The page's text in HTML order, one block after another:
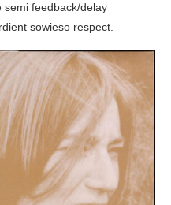
semi feedback/delay
sowieso respect.